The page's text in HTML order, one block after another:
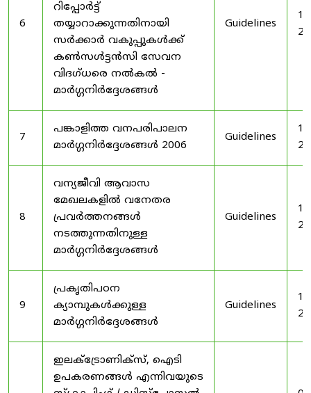
6
റിപ്പോർട്ട്
തയ്യാറാക്കുന്നതിനായി
സർക്കാർ വകുപ്പുകൾക്ക്
കൺസൾട്ടൻസി സേവന
വിദഗ്ധരെ നൽകൽ -
മാർഗ്ഗനിർദ്ദേശങ്ങൾ
Guidelines
7
പങ്കാളിത്ത വനപരിപാലന
മാർഗ്ഗനിർദ്ദേശങ്ങൾ 2006
Guidelines
8
വന്യജീവി ആവാസ
മേഖലകളിൽ വനേതര
പ്രവർത്തനങ്ങൾ
നടത്തുന്നതിനുള്ള
മാർഗ്ഗനിർദ്ദേശങ്ങൾ
Guidelines
9
പ്രകൃതിപഠന
ക്യാമ്പുകൾക്കുള്ള
മാർഗ്ഗനിർദ്ദേശങ്ങൾ
Guidelines
ഇലക്‌ട്രോണിക്‌സ്, ഐടി
ഉപകരണങ്ങൾ എന്നിവയുടെ